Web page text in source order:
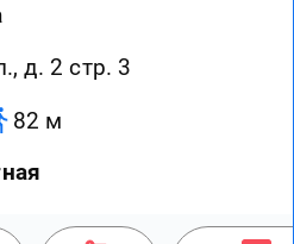
д. 2 стр. 3
82 м